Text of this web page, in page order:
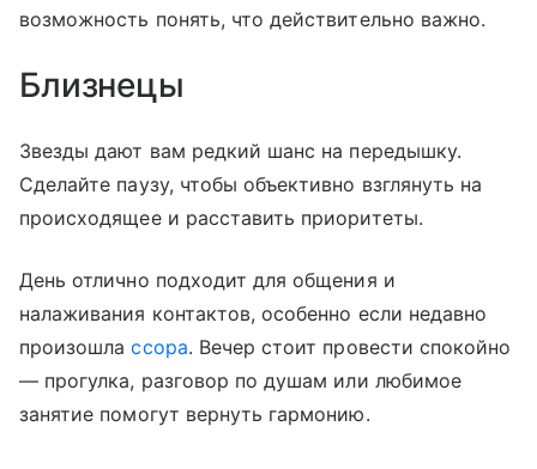
возможность понять, что действительно важно.
Близнецы
Звезды дают вам редкий шанс на передышку.
Сделайте паузу, чтобы объективно взглянуть на
происходящее и расставить приоритеты.
День отлично подходит для общения и
налаживания контактов, особенно если недавно
произошлассора. Вечер стоит провести спокойно
— прогулка, разговор по душам или любимое
занятие помогут вернуть гармонию.